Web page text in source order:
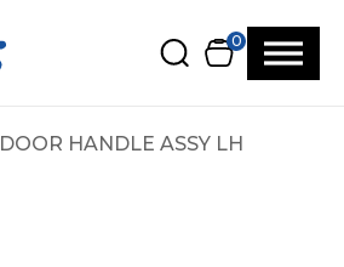
0
DOOR HANDLE ASSY LH